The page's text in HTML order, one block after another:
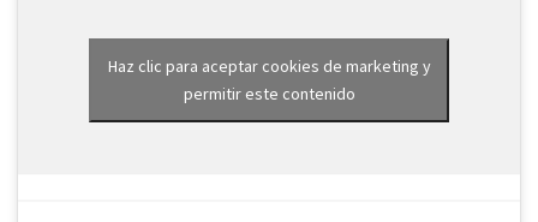
Haz clic para aceptar cookies de marketing y
permitir este contenido